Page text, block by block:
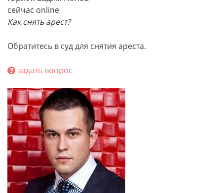
сейчас online
Как снять арест?
Обратитесь в суд для снятия ареста.
задать вопрос